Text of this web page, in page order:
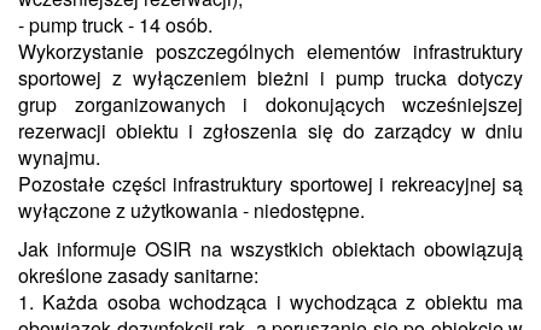
- pump truck - 14 osób.
Wykorzystanie poszczególnych elementów infrastruktury
sportowej z wyłączeniem bieżni i pump trucka dotyczy
grup zorganizowanych i dokonujących wcześniejszej
rezerwacji obiektu i zgłoszenia się do zarządcy w dniu
wynajmu.
Pozostałe części infrastruktury sportowej i rekreacyjnej są
wyłączone z użytkowania - niedostępne.
Jak informuje OSIR na wszystkich obiektach obowiązują
określone zasady sanitarne:
1. Każda osoba wchodząca i wychodząca z obiektu ma